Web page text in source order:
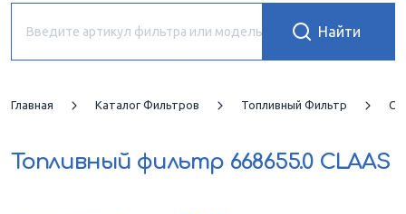
Главная Каталог Фильтров Топливный Фильтр
Топливный фильтр 668655.0 CLAAS